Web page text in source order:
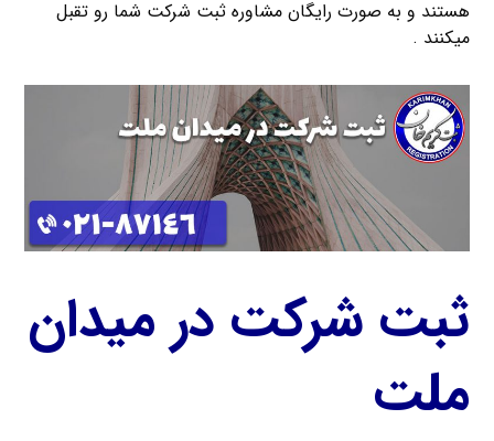
هستند و به صورت رایگان مشاوره ثبت شرکت شما رو تقبل
میکنند .
ثبت شرکت در میدان
ملت